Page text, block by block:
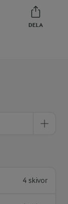
DELA
4 skivor